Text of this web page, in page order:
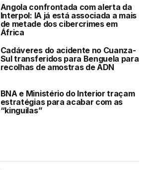
Angola confrontada com alerta da
Interpol: IA já está associada a mais
de metade dos cibercrimes em
África
Cadáveres do acidente no Cuanza-
Sul transferidos para Benguela para
recolhas de amostras de ADN
BNA e Ministério do Interior traçam
estratégias para acabar com as
“kinguilas”